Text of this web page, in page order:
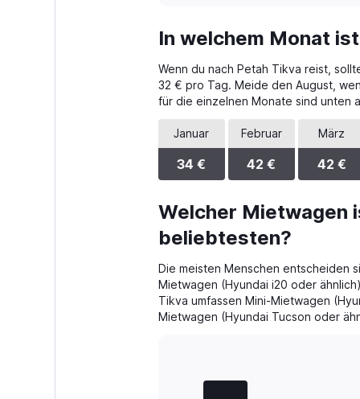
Range:
categories.
The
chart
has
1
Y
axis
displaying
Range:
0
to
In welchem Monat
Wenn du nach Petah Tikva reist,
32 € pro Tag. Meide den August,
für die einzelnen Monate sind unten
Januar
34 €
Februar
42 €
März
42 €
Welcher Mietwagen
beliebtesten?
Die meisten Menschen entscheiden
Mietwagen (Hyundai i20 oder
Tikva umfassen Mini-Mietwagen
Mietwagen (Hyundai Tucson oder
graphic.